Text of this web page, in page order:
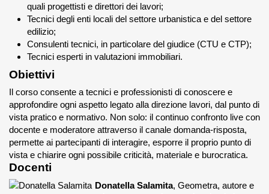
quali progettisti e direttori dei lavori;
Tecnici degli enti locali del settore urbanistica e del settore
edilizio;
Consulenti tecnici, in particolare del giudice (CTU e CTP);
Tecnici esperti in valutazioni immobiliari.
Obiettivi
Il corso consente a tecnici e professionisti di conoscere e
approfondire ogni aspetto legato alla direzione lavori, dal punto di
vista pratico e normativo. Non solo: il continuo confronto live con
docente e moderatore attraverso il canale domanda-risposta,
permette ai partecipanti di interagire, esporre il proprio punto di
vista e chiarire ogni possibile criticità, materiale e burocratica.
Docenti
Donatella Salamita, Geometra, autore e